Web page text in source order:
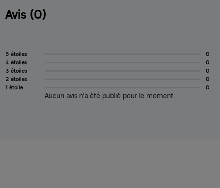
Avis (0)
5 étoiles
0
4 étoiles
0
3 étoiles
0
2 étoiles
0
1 étoile
0
Aucun avis n'a été publié pour le moment.